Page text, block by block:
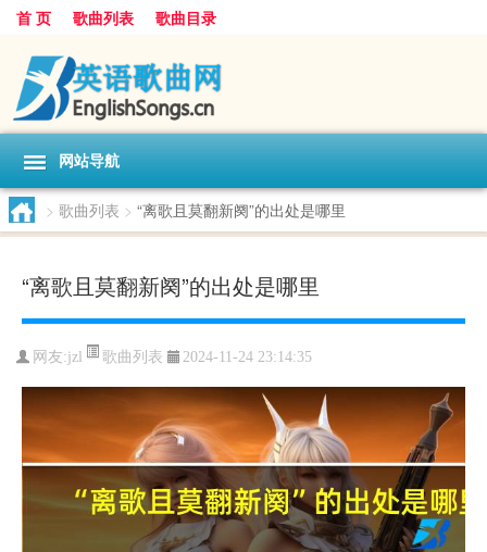
首 页 歌曲列表 歌曲目录
网站导航
> 歌曲列表 > “离歌且莫翻新阕”的出处是哪里
“离歌且莫翻新阕”的出处是哪里
网友:jzl 歌曲列表 2024-11-24 23:14:35